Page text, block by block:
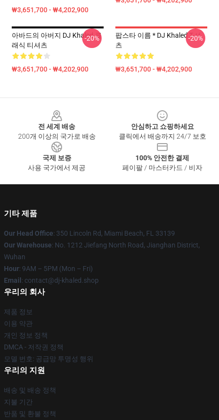
₩3,651,700 - ₩4,202,900
아바드의 아버지 DJ Khaled 클
래식 티셔츠
₩3,651,700 - ₩4,202,900
-20%
팝스타 이름 * DJ Khaled T-셔
츠
₩3,651,700 - ₩4,202,900
-20%
전 세계 배송
200개 이상의 국가로 배송
안심하고 쇼핑하세요
클릭에서 배송까지 24/7 보호
국제 보증
사용 국가에서 제공
100% 안전한 결제
페이팔 / 마스터카드 / 비자
기타 제품
Our Head Office: 350 Lincoln Rd, Miami Beach, FL 33139
Our Warehouse: No. 1212 Jiefang North Road, Jianghan District,
Wuhan
Hour: 9AM – 5PM (Mon – Fri)
Email : contact@dj-khaled.shop
우리의 회사
제품 정보
이용 약관
개인 정보 정책
DMCA - 저작권 정책
모델 번호: 공급망 투명성 행위
우리의 지원
배송 및 배송 정책
지불 기간
반품 및 환불 정책